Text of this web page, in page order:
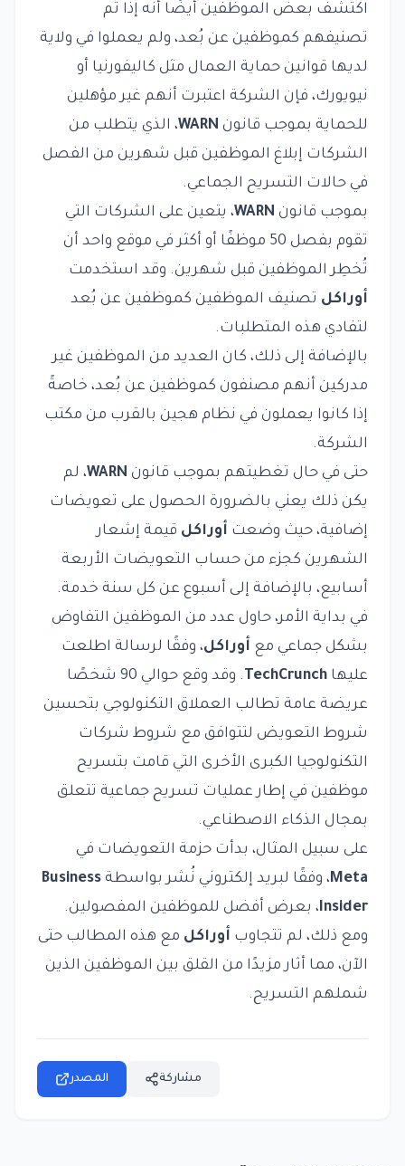
اكتشف بعض الموظفين أيضًا أنه إذا تم
تصنيفهم كموظفين عن بُعد، ولم يعملوا في ولاية
لديها قوانين حماية العمال مثل كاليفورنيا أو
نيويورك، فإن الشركة اعتبرت أنهم غير مؤهلين
للحماية بموجب قانون WARN، الذي يتطلب من
الشركات إبلاغ الموظفين قبل شهرين من الفصل
في حالات التسريح الجماعي.
بموجب قانون WARN، يتعين على الشركات التي
تقوم بفصل 50 موظفًا أو أكثر في موقع واحد أن
تُخطِر الموظفين قبل شهرين. وقد استخدمت
أوراكل تصنيف الموظفين كموظفين عن بُعد
لتفادي هذه المتطلبات.
بالإضافة إلى ذلك، كان العديد من الموظفين غير
مدركين أنهم مصنفون كموظفين عن بُعد، خاصةً
إذا كانوا يعملون في نظام هجين بالقرب من مكتب
الشركة.
حتى في حال تغطيتهم بموجب قانون WARN، لم
يكن ذلك يعني بالضرورة الحصول على تعويضات
إضافية، حيث وضعت أوراكل قيمة إشعار
الشهرين كجزء من حساب التعويضات الأربعة
أسابيع، بالإضافة إلى أسبوع عن كل سنة خدمة.
في بداية الأمر، حاول عدد من الموظفين التفاوض
بشكل جماعي مع أوراكل، وفقًا لرسالة اطلعت
عليها TechCrunch
. وقد وقع حوالي 90 شخصًا
عريضة عامة تطالب العملاق التكنولوجي بتحسين
شروط التعويض لتتوافق مع شروط شركات
التكنولوجيا الكبرى الأخرى التي قامت بتسريح
موظفين في إطار عمليات تسريح جماعية تتعلق
بمجال الذكاء الاصطناعي.
على سبيل المثال، بدأت حزمة التعويضات في
Meta، وفقًا لبريد إلكتروني نُشر بواسطة Business
Insider، بعرض أفضل للموظفين المفصولين.
ومع ذلك، لم تتجاوب أوراكل مع هذه المطالب حتى
الآن، مما أثار مزيدًا من القلق بين الموظفين الذين
شملهم التسريح.
المصدر مشاركة